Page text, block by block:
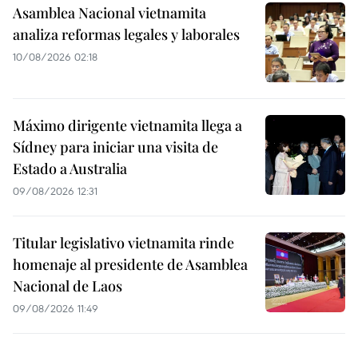
Asamblea Nacional vietnamita
analiza reformas legales y laborales
10/08/2026 02:18
Máximo dirigente vietnamita llega a
Sídney para iniciar una visita de
Estado a Australia
09/08/2026 12:31
Titular legislativo vietnamita rinde
homenaje al presidente de Asamblea
Nacional de Laos
09/08/2026 11:49